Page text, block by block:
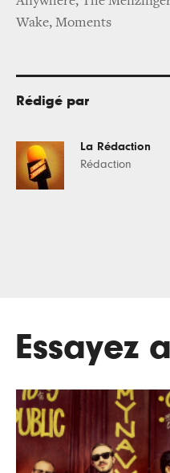
Wake, Moments
Rédigé par
La Rédaction
Rédaction
Essayez